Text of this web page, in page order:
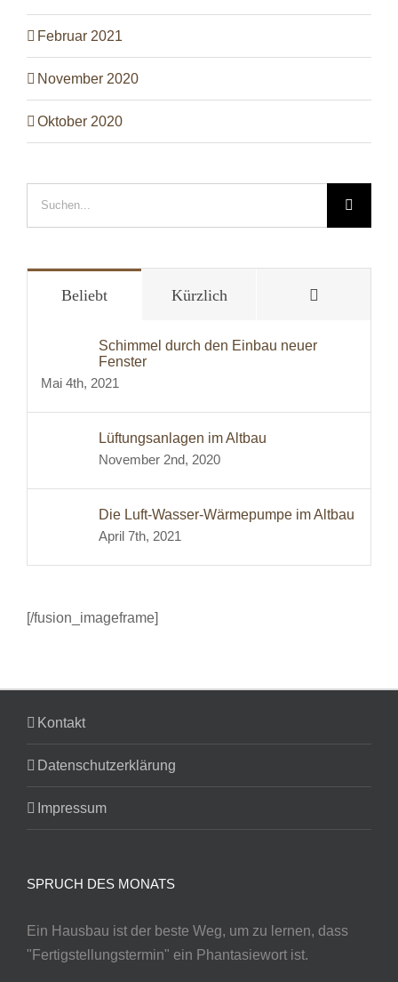
Februar 2021
November 2020
Oktober 2020
Beliebt Kürzlich
Schimmel durch den Einbau neuer
Fenster
Mai 4th, 2021
Lüftungsanlagen im Altbau
November 2nd, 2020
Die Luft-Wasser-Wärmepumpe im Altbau
April 7th, 2021
[/fusion_imageframe]
Kontakt
Datenschutzerklärung
Impressum
SPRUCH DES MONATS
Ein Hausbau ist der beste Weg, um zu lernen, dass
"Fertigstellungstermin" ein Phantasiewort ist.